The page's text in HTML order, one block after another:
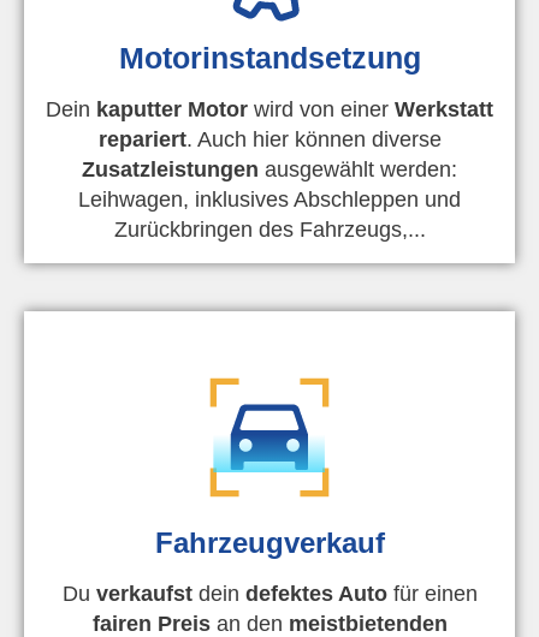
Motorinstandsetzung
Dein kaputter Motor wird von einer Werkstatt
repariert. Auch hier können diverse
Zusatzleistungen ausgewählt werden:
Leihwagen, inklusives Abschleppen und
Zurückbringen des Fahrzeugs,...
Fahrzeugverkauf
Du verkaufstdein defektes Autofür einen
fairen Preisan den meistbietenden